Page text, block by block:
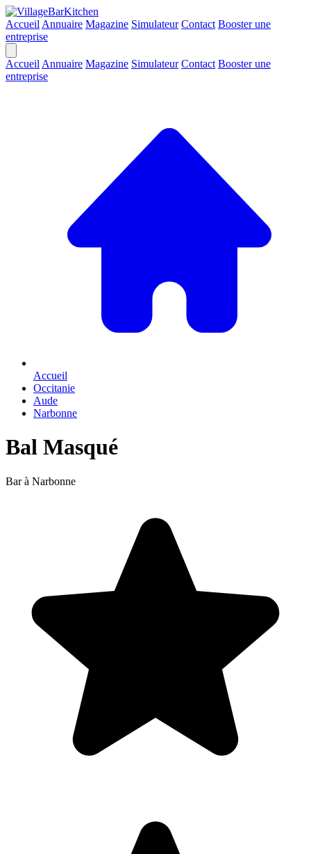
Accueil Annuaire Magazine Simulateur Contact Booster une
entreprise
Accueil Annuaire Magazine Simulateur Contact Booster une
entreprise
Accueil
Occitanie
Aude
Narbonne
Bal Masqué
Bar à Narbonne